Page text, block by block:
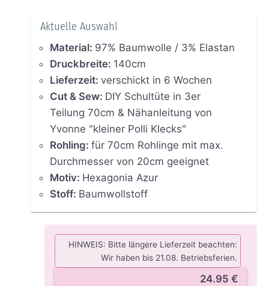
Aktuelle Auswahl
Material: 97% Baumwolle / 3% Elastan
Druckbreite: 140cm
Lieferzeit: verschickt in 6 Wochen
Cut & Sew: DIY Schultüte in 3er
Teilung 70cm & Nähanleitung von
Yvonne "kleiner Polli Klecks"
Rohling: für 70cm Rohlinge mit max.
Durchmesser von 20cm geeignet
Motiv: Hexagonia Azur
Stoff: Baumwollstoff
HINWEIS: Bitte längere Lieferzeit beachten:
Wir haben bis 21.08. Betriebsferien.
24.95 €